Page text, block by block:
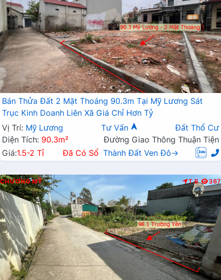
Bán Thửa Đất 2 Mặt Thoáng 90.3m Tại Mỹ Lương Sát
Trục Kinh Doanh Liên Xã Giá Chỉ Hơn Tỷ
Vị Trí: Mỹ Lương Tư Vấn
Đất Thổ Cư
Diện Tích: 90.3m²
Đường Giao Thông Thuận Tiện
Giá:1.5-2 Tỉ Đã Có Sổ Thành Đất Ven Đô→
CHƯƠNG MỸ T.B 367